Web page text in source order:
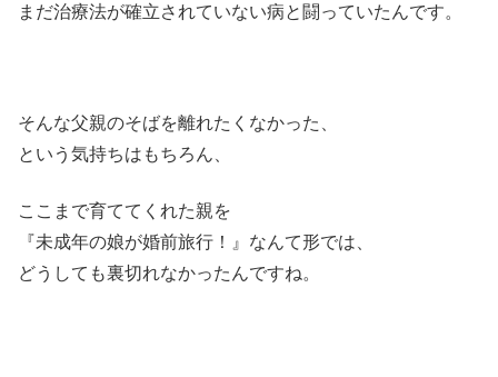
まだ治療法が確立されていない病と闘っていたんです。
そんな父親のそばを離れたくなかった、
という気持ちはもちろん、
ここまで育ててくれた親を
『未成年の娘が婚前旅行！』なんて形では、
どうしても裏切れなかったんですね。